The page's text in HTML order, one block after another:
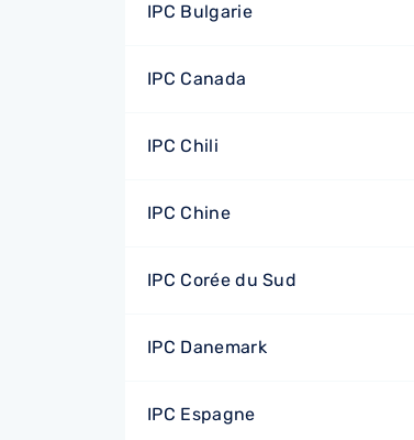
IPC Bulgarie
IPC Canada
IPC Chili
IPC Chine
IPC Corée du Sud
IPC Danemark
IPC Espagne